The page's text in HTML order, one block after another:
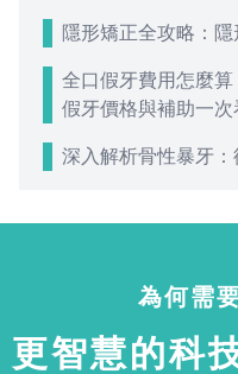
隱形矯正全攻略：
全口假牙費用怎麼
假牙價格與補助一次
深入解析骨性暴牙
為何需
更智慧的科